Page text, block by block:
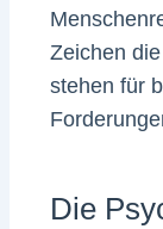
Zeichen
stehen für
Die